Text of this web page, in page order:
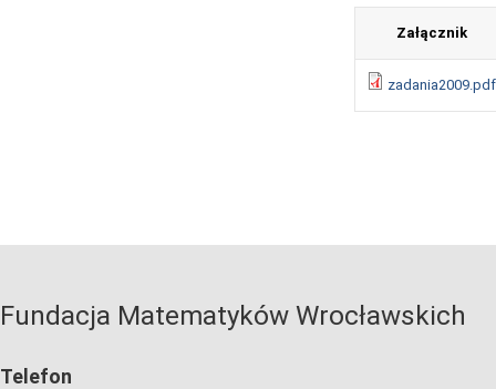
Załącznik
zadania2009.pdf
Fundacja Matematyków Wrocławskich
Telefon